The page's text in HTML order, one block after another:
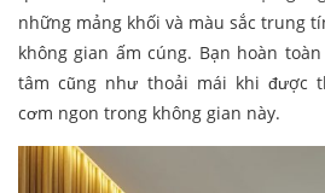
những mảng khối và màu sắc trung
không gian ấm cúng. Bạn hoàn
tâm cũng như thoải mái khi được
cơm ngon trong không gian này.